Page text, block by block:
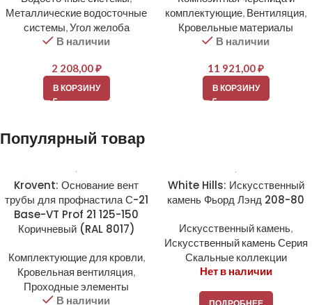
Металлические водосточные
системы,Угол желоба
В наличии
2 208,00₽
В КОРЗИНУ
комплектующие, Вентиляция,
Кровельные материалы
В наличии
11 921,00₽
В КОРЗИНУ
Популярный товар
Krovent: Основание вент
трубы для профнастила С-21
Base-VT Prof 21 125-150
Коричневый (RAL 8017)
Комплектующие для кровли,
Кровельная вентиляция,
Проходные элементы
В наличии
White Hills: Искусственный
камень Фьорд Лэнд 208-80
Искусственный камень,
Искусственный камень Серия
Скальные коллекции
Нет в наличии